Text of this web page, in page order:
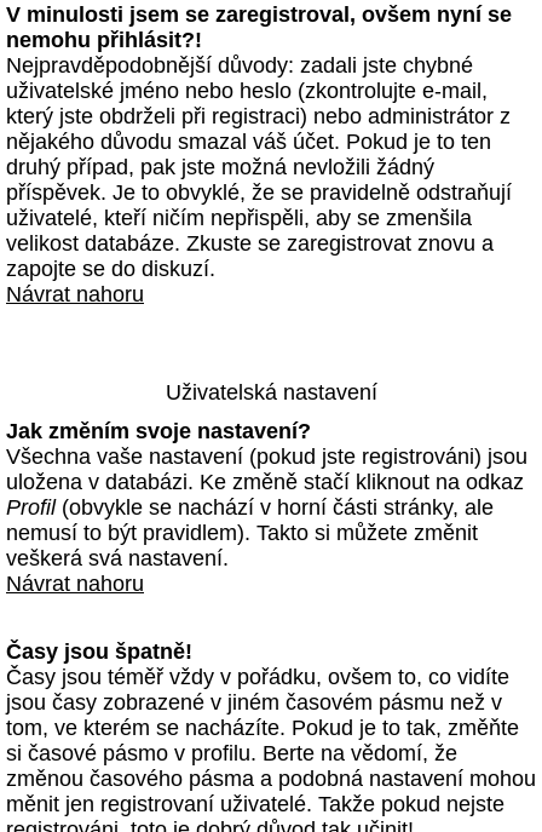
V minulosti jsem se zaregistroval, ovšem nyní se
nemohu přihlásit?!
Nejpravděpodobnější důvody: zadali jste chybné
uživatelské jméno nebo heslo (zkontrolujte e-mail,
který jste obdrželi při registraci) nebo administrátor z
nějakého důvodu smazal váš účet. Pokud je to ten
druhý případ, pak jste možná nevložili žádný
příspěvek. Je to obvyklé, že se pravidelně odstraňují
uživatelé, kteří ničím nepřispěli, aby se zmenšila
velikost databáze. Zkuste se zaregistrovat znovu a
zapojte se do diskuzí.
Návrat nahoru
Uživatelská nastavení
Jak změním svoje nastavení?
Všechna vaše nastavení (pokud jste registrováni) jsou
uložena v databázi. Ke změně stačí kliknout na odkaz
Profil(obvykle se nachází v horní části stránky, ale
nemusí to být pravidlem). Takto si můžete změnit
veškerá svá nastavení.
Návrat nahoru
Časy jsou špatně!
Časy jsou téměř vždy v pořádku, ovšem to, co vidíte
jsou časy zobrazené v jiném časovém pásmu než v
tom, ve kterém se nacházíte. Pokud je to tak, změňte
si časové pásmo v profilu. Berte na vědomí, že
změnou časového pásma a podobná nastavení mohou
měnit jen registrovaní uživatelé. Takže pokud nejste